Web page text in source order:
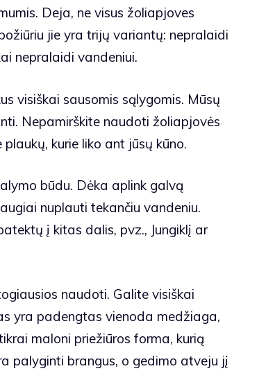
Deja, ne visus žoliapjoves
jie yra trijų variantų: nepralaidi
nepralaidi vandeniui.
visiškai sausomis sąlygomis. Mūsų
Nepamirškite naudoti žoliapjovės
kurie liko ant jūsų kūno.
būdu. Dėka aplink galvą
nuplauti tekančiu vandeniu.
į kitas dalis, pvz., Jungiklį ar
naudoti. Galite visiškai
yra padengtas vienoda medžiaga,
maloni priežiūros forma, kurią
palyginti brangus, o gedimo atveju jį